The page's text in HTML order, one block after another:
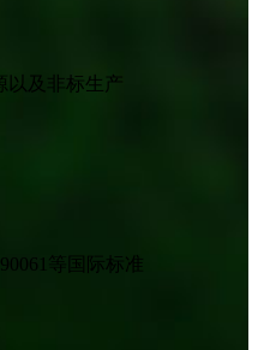
以及非标生产
等国际标准